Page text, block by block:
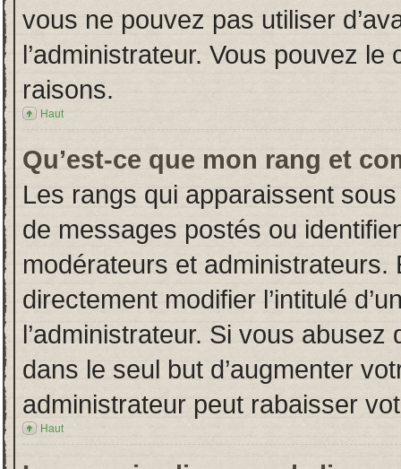
vous ne pouvez pas utiliser
l’administrateur. Vous pouvez
raisons.
Haut
Qu’est-ce que mon rang et
Les rangs qui apparaissent
de messages postés ou
modérateurs et
directement modifier l’intitulé
l’administrateur. Si vous
dans le seul but d’augmenter
administrateur peut rabaisser
Haut